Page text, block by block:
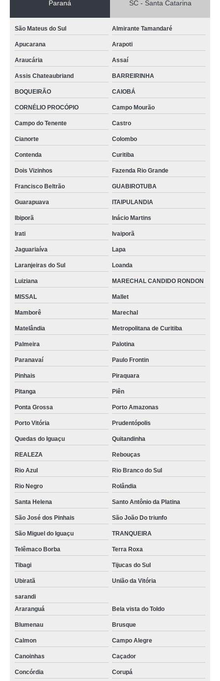
Paraná SC - Santa Catarina
São Mateus do Sul Almirante Tamandaré
Apucarana Arapoti
Araucária Assaí
Assis Chateaubriand BARREIRINHA
BOQUEIRÃO CAIOBÁ
CORNÉLIO PROCÓPIO Campo Mourão
Campo do Tenente Castro
Cianorte Colombo
Contenda Curitiba
Dois Vizinhos Fazenda Rio Grande
Francisco Beltrão GUABIROTUBA
Guarapuava ITAIPULANDIA
Ibiporã Inácio Martins
Irati Ivaiporã
Jaguariaíva Lapa
Laranjeiras do Sul Loanda
Luiziana MARECHAL CANDIDO RONDON
MISSAL Mallet
Mamborê Marechal
Matelândia Metropolitana de Curitiba
Palmeira Palotina
Paranavaí Paulo Frontin
Pinhais Piraquara
Pitanga Piên
Ponta Grossa Porto Amazonas
Porto Vitória Prudentópolis
Quedas do Iguaçu Quitandinha
REALEZA Rebouças
Rio Azul Rio Branco do Sul
Rio Negro Rolândia
Santa Helena Santo Antônio da Platina
São José dos Pinhais São João Do triunfo
São Miguel do Iguaçu TRANQUEIRA
Telêmaco Borba Terra Roxa
Tibagi Tijucas do Sul
Ubiratã União da Vitória
sarandi
Araranguá
Bela vista do Toldo
Blumenau Brusque
Calmon Campo Alegre
Canoinhas Caçador
Concórdia Corupá